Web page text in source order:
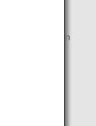
Unten finden